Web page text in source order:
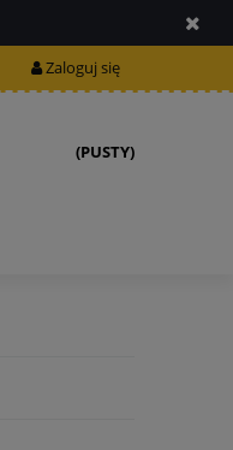
Zaloguj się
(PUSTY)